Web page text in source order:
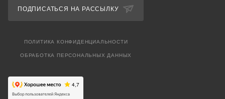
ПОДПИСАТЬСЯ НА РАССЫЛКУ
ПОЛИТИКА КОНФИДЕНЦИАЛЬНОСТИ
ОБРАБОТКА ПЕРСОНАЛЬНЫХ ДАННЫХ